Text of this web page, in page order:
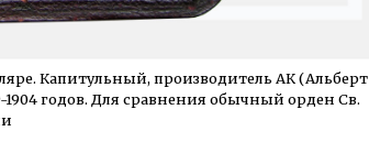
Капитульный, производитель АК (Альберт
годов. Для сравнения обычный орден Св.